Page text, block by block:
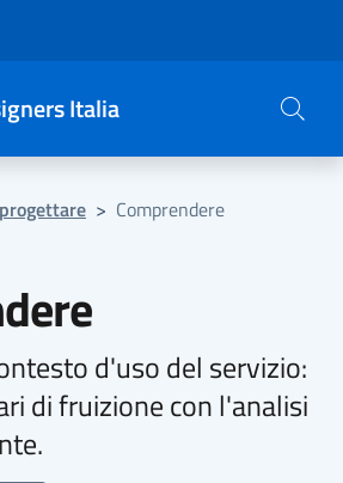
(link esterno su sito AgID)
chiudi menu secondario
Italia
> Comprendere
d'uso del servizio:
di fruizione con l'analisi